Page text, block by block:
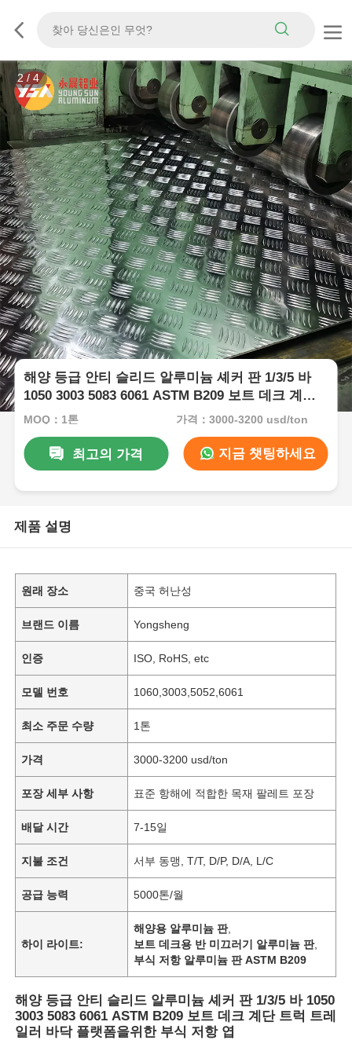
2/ 4
해양 등급 안티 슬리드 알루미늄 셰커 판 1/3/5 바
1050 3003 5083 6061 ASTM B209 보트 데크 계단
트럭 트레일러 바닥 플랫폼을위한 부식 저항 엽
MOQ：1톤 가격：3000-3200 usd/ton
최고의 가격 지금 챗팅하세요
제품 설명
원래 장소 중국 허난성
브랜드 이름 Yongsheng
인증 ISO, RoHS, etc
모델 번호 1060,3003,5052,6061
최소 주문 수량 1톤
가격 3000-3200 usd/ton
포장 세부 사항 표준 항해에 적합한 목재 팔레트 포장
배달 시간 7-15일
지불 조건 서부 동맹, T/T, D/P, D/A, L/C
공급 능력 5000톤/월
하이 라이트:
해양용 알루미늄 판,
보트 데크용 반 미끄러기 알루미늄 판,
부식 저항 알루미늄 판 ASTM B209
해양 등급 안티 슬리드 알루미늄 셰커 판 1/3/5 바 1050
3003 5083 6061 ASTM B209 보트 데크 계단 트럭 트레
일러 바닥 플랫폼을위한 부식 저항 엽